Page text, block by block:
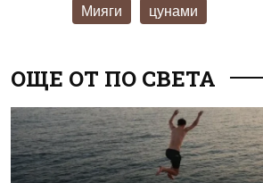
Мияги цунами
ОЩЕ ОТ ПО СВЕТА